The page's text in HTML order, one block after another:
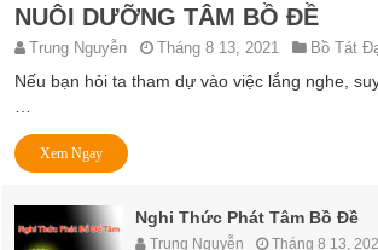
NUÔI DƯỠNG TÂM BỒ ĐỀ
Trung Nguyễn Tháng 8 13, 2021 Bồ Tát
Nếu bạn hỏi ta tham dự vào việc lắng nghe,
Xem Ngay
Nghi Thức Phát Tâm Bồ Đề
Trung Nguyễn Tháng 8 13,